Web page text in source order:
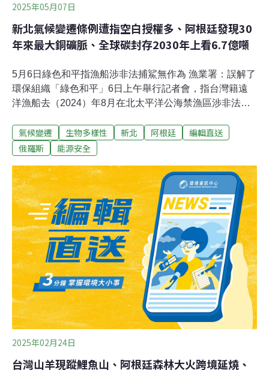
2025年05月07日
新北氣候變遷條例遭指空白授權多、阿根廷發現30
年來最大銅礦脈、全球碳封存2030年上看6.7億噸
5月6日綠色和平指漁船涉非法捕鯊無作為 漁業署：誤解了
環保組織「綠色和平」6日上午舉行記者會，指台灣籍遠
洋漁船去（2024）年8月在北太平洋公海禁漁區涉非法捕
北太平洋公海進行生態紀錄時，目擊4艘台籍延繩釣漁船
在幼鯊生長的季節性禁漁區捕鯊，綠色和平說，「彩虹勇
籍漁船捕撈，其中還有瀕危的馬加鯊。對此漁業署副署長
林頂榮則稱，是綠色和平誤解了。漁業署發布新聞稿，綠
色和平組織指稱的季節性禁漁海域是自願性特定漁船禁漁
區，自110年起已開放試行特定漁船於該海域捕撈鯊魚，
進行科學數據蒐集，以滾動調整我國中西太平洋鯊魚管理
措施。（中央社報導）白沙屯媽祖進香32萬人次 雲林北港
垃圾量達百噸
氣候變遷 生物多樣性 新北 阿根廷
編輯直送
俄羅斯
能源安全
2025年02月24日
台灣山羊現蹤鯉魚山、阿根廷森林大火跨境延燒、